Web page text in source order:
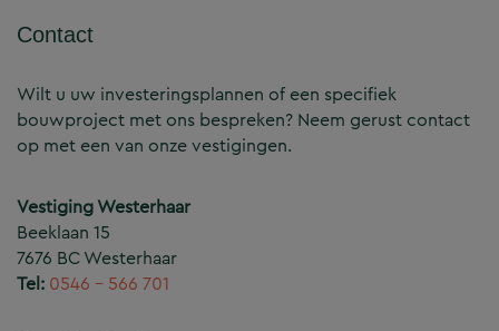
Contact
Wilt u uw investeringsplannen of een specifiek
bouwproject met ons bespreken? Neem gerust contact
op met een van onze vestigingen.
Vestiging Westerhaar
Beeklaan 15
7676 BC Westerhaar
Tel: 0546 – 566 701